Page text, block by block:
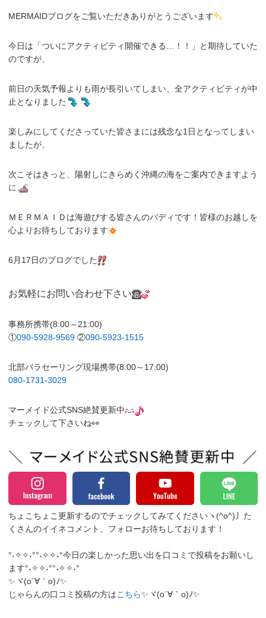
MERMAIDブログをご覧いただきありがとうございます
今日は「ついにアクティビティ開催できる…！！」と期待していた
のですが、
前日の天気予報よりも雨が長引いてしまい、全アクティビティが中
止となりました
楽しみにしてくださっていた皆さまには残念な1日となってしまい
ましたが、
次こそはきっと、陽射しにきらめく沖縄の海をご案内できますよう
に
ＭＥＲＭＡＩＤは海遊びする皆さんのバディです！皆様のお越しを
心よりお待ちしております
6月17日のブログでした
お気軽にお問い合わせ下さい
事務所携帯(8:00～21:00)
①090-5928-9569 ②090-5923-1515
北部パラセーリング現場携帯(8:00～17:00)
080-1731-3029
マーメイド公式SNS絶賛更新中
チェックして下さいね👀
ちょこちょこ更新するのでチェックしてみてくださいヽ(^o^)丿 た
くさんのイイネコメント、フォローお待ちしております！
°˖✧✧˖°°˖✧✧˖°今日の楽しかった思い出を口コミで投稿をお願いし
ます°˖✧✧˖°°˖✧✧˖°
✨ヾ(o´∀｀o)ﾉ✨
じゃらんの口コミ投稿の方はこちら✨ヾ(o´∀｀o)ﾉ✨